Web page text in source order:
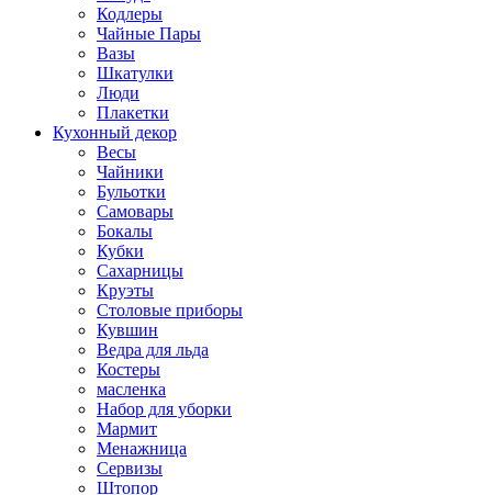
Кодлеры
Чайные Пары
Вазы
Шкатулки
Люди
Плакетки
Кухонный декор
Весы
Чайники
Бульотки
Самовары
Бокалы
Кубки
Сахарницы
Круэты
Столовые приборы
Кувшин
Ведра для льда
Костеры
масленка
Набор для уборки
Мармит
Менажница
Сервизы
Штопор